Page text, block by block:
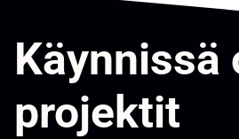
Käynnissä
projektit